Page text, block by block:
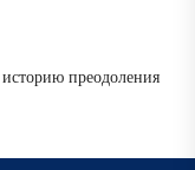
историю преодоления